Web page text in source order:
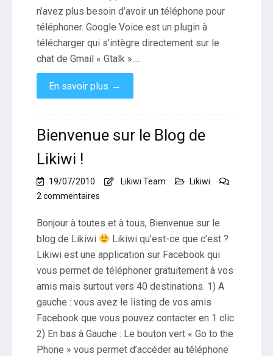
n’avez plus besoin d’avoir un téléphone pour
téléphoner. Google Voice est un plugin à
télécharger qui s’intègre directement sur le
chat de Gmail « Gtalk ».…
En savoir plus →
Bienvenue sur le Blog de
Likiwi !
19/07/2010 Likiwi Team
Likiwi
2 commentaires
sur
le
Blog
de
Likiwi
!
Bonjour à toutes et à tous, Bienvenue sur le
blog de Likiwi
Likiwi qu’est-ce que c’est ?
Likiwi est une application sur Facebook qui
vous permet de téléphoner gratuitement à vos
amis mais surtout vers 40 destinations. 1) A
gauche : vous avez le listing de vos amis
Facebook que vous pouvez contacter en 1 clic
2) En bas à Gauche : Le bouton vert « Go to the
Phone » vous permet d’accéder au téléphone